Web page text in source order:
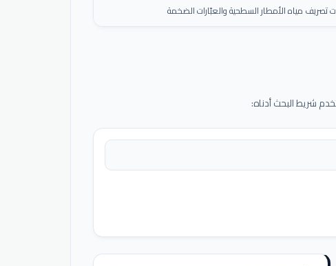
تصريف مياه الأمطار السطحية والعبّارات الضخمة
شريط البحث أدناه: